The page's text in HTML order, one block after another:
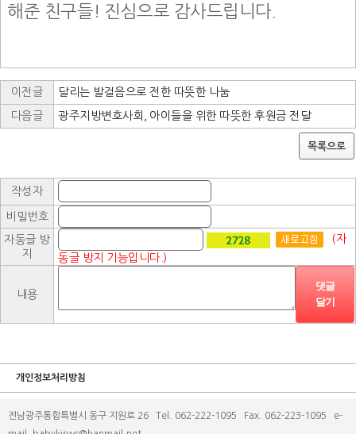
해준 친구들! 진심으로 감사드립니다.
이전글 달리는 발걸음으로 전한 따뜻한 나눔
다음글 광주지방변호사회, 아이들을 위한 따뜻한 후원금 전달
목록으로
작성자
비밀번호
자동글 방
지
(자
동글 방지 기능입니다.)
내용
댓글
달기
개인정보처리방침
전남광주통합특별시 동구 지원로 26 Tel. 062-222-1095 Fax. 062-223-1095 e-